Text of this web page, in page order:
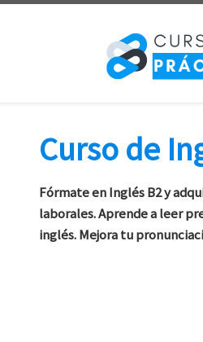
Curso de
Fórmate en Inglés B2 y
laborales. Aprende a leer
inglés. Mejora tu